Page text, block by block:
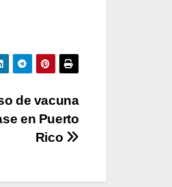
de vacuna
en Puerto
Rico